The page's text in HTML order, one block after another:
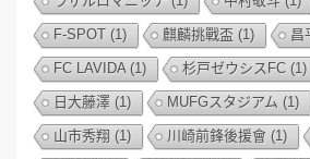
F-SPOT (1) 麒麟挑戰盃 (1) 昌
FC LAVIDA (1) 杉戸ゼウシスFC (1)
日大藤澤 (1) MUFGスタジアム (1)
山市秀翔 (1) 川崎前鋒後援會 (1)